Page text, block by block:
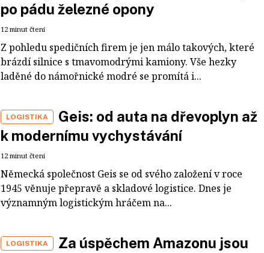
po pádu železné opony
12 minut čtení
Z pohledu spedičních firem je jen málo takových, které
brázdí silnice s tmavomodrými kamiony. Vše hezky
laděné do námořnické modré se promítá i...
LOGISTIKA
Geis: od auta na dřevoplyn až
k modernímu vychystávání
12 minut čtení
Německá společnost Geis se od svého založení v roce
1945 věnuje přepravě a skladové logistice. Dnes je
významným logistickým hráčem na...
LOGISTIKA
Za úspěchem Amazonu jsou